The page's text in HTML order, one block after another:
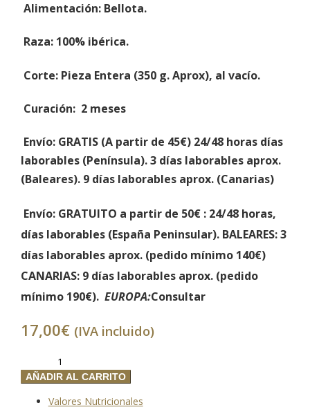
Alimentación:Bellota.
Raza: 100% ibérica.
Corte: Pieza Entera (350 g. Aprox), al vacío.
Curación: 2 meses
Envío: GRATIS (A partir de 45€) 24/48 horas días
laborables (Península). 3 días laborables aprox.
(Baleares). 9 días laborables aprox. (Canarias)
Envío: GRATUITO a partir de 50€: 24/48 horas,
días laborables (España Peninsular). BALEARES:3
días laborables aprox. (pedido mínimo 140€)
CANARIAS: 9 días laborables aprox. (pedido
mínimo 190€). EUROPA:Consultar
17,00€ (IVA incluido)
Vela
AÑADIR AL CARRITO
Valores Nutricionales